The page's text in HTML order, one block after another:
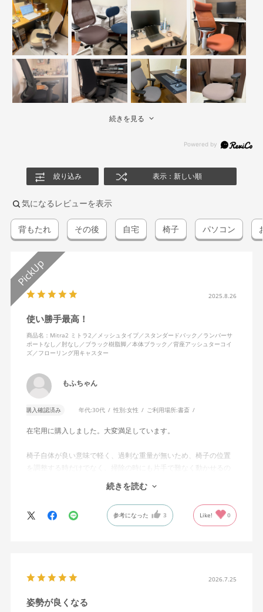
続きを見る
絞り込み 表示：新しい順
気になるレビューを表示
背もたれ その後 自宅 椅子 パソコン
2025.8.26
使い勝手最高！
商品名：Mitra2 ミトラ2／メッシュタイプ／スタンダードバック／ランバーサ
ポートなし／肘なし／ブラック樹脂脚／本体ブラック／背座アッシュターコイ
ズ／フローリング用キャスター
もふちゃん
購入確認済み 年代:30代 性別:女性 ご利用場所:書斎
在宅用に購入しました。大変満足しています。
椅子自体が良い意味で軽く、過剰な重量が無いため、椅子の位置
を調整する時だけでなく、掃除の時にも片手で難なく動かせるの
で、ストレスを感じません。
背中はメッシュ素材でハリがあり、沈み込みすぎないところが気
に入っています。色も画像通りのアッシュブルーで、部屋の差し
色になっています。
キャスターはフローリング用を選びました。とにかく動きが滑ら
思います。良い商品に巡り会えてとても嬉しいです。
続きを読む
参考になった 3 Like! 0
2026.7.25
姿勢が良くなる